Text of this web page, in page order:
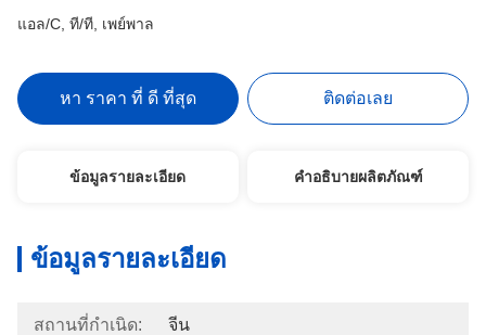
แอล/C, ที/ที, เพย์พาล
หา ราคา ที่ ดี ที่สุด ติดต่อเลย
ข้อมูลรายละเอียด คำอธิบายผลิตภัณฑ์
ข้อมูลรายละเอียด
สถานที่กำเนิด: จีน